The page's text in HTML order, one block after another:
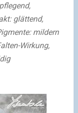
glättend,
mildern
Wirkung,